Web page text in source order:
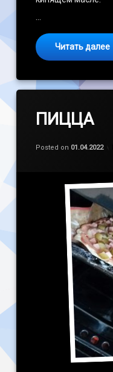
Читать далее
ПИЦЦА
Posted on 01.04.2022